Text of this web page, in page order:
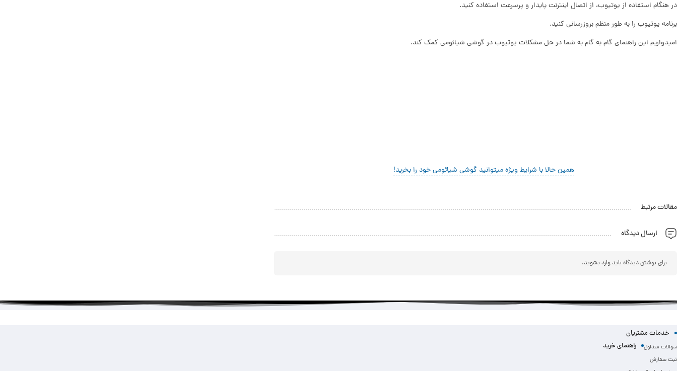
در هنگام استفاده از یوتیوب، از اتصال اینترنت پایدار و پرسرعت استفاده کنید.
برنامه یوتیوب را به طور منظم بروزرسانی کنید.
امیدواریم این راهنمای گام به گام به شما در حل مشکلات یوتیوب در گوشی شیائومی کمک کند.
همین حالا با شرایط ویژه میتوانید گوشی شیائومی خود را بخرید!
مقالات مرتبط
ارسال دیدگاه
برای نوشتن دیدگاه بایدوارد بشوید.
خدمات مشتریان
سوالات متداول راهنمای خرید
ثبت سفارش